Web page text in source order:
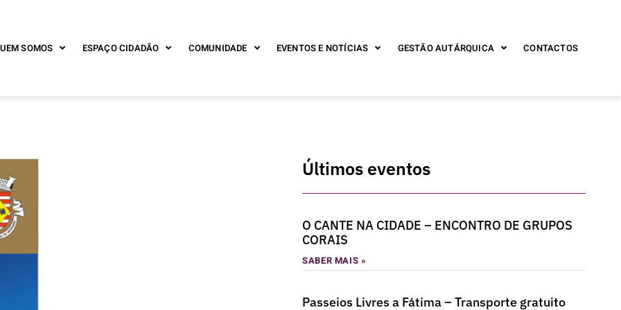
SOMOS ESPAÇO CIDADÃO COMUNIDADE EVENTOS E NOTÍCIAS GESTÃO AUTÁRQUICA CONTACTOS
Últimos eventos
O CANTE NA CIDADE – ENCONTRO DE GRUPOS
CORAIS
SABER MAIS »
Passeios Livres a Fátima – Transporte gratuito